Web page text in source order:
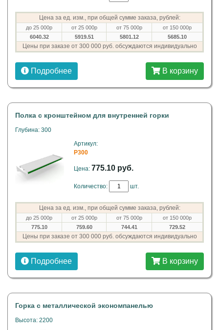
Цена за ед. изм., при общей сумме заказа, рублей:
до 25 000р от 25 000р от 75 000р
от 150 000р
6040.32
5919.51 5801.12 5685.10
Цены при заказе от 300 000 руб. обсуждаются индивидуально
Подробнее В корзину
Полка с кронштейном для внутренней горки
Глубина: 300
Артикул:
P300
Цена: 775.10 руб.
Количество: шт.
Цена за ед. изм., при общей сумме заказа, рублей:
до 25 000р от 25 000р от 75 000р
от 150 000р
775.10
759.60 744.41 729.52
Цены при заказе от 300 000 руб. обсуждаются индивидуально
Подробнее В корзину
Горка с металлической экономпанелью
Высота: 2200